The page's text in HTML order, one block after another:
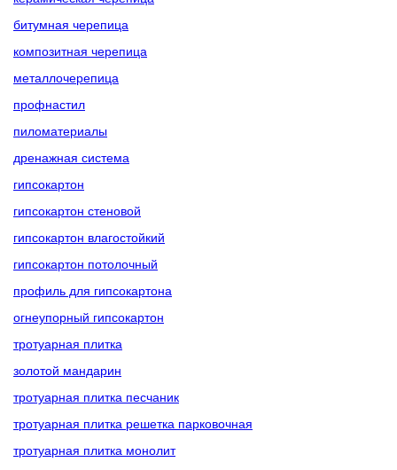
битумная черепица
композитная черепица
металлочерепица
профнастил
пиломатериалы
дренажная система
гипсокартон
гипсокартон стеновой
гипсокартон влагостойкий
гипсокартон потолочный
профиль для гипсокартона
огнеупорный гипсокартон
тротуарная плитка
золотой мандарин
тротуарная плитка песчаник
тротуарная плитка решетка парковочная
тротуарная плитка монолит